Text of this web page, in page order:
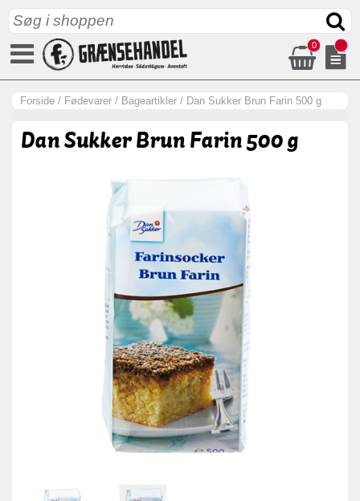
0
Forside / Fødevarer / Bageartikler / Dan Sukker Brun Farin 500 g
Dan Sukker Brun Farin 500 g